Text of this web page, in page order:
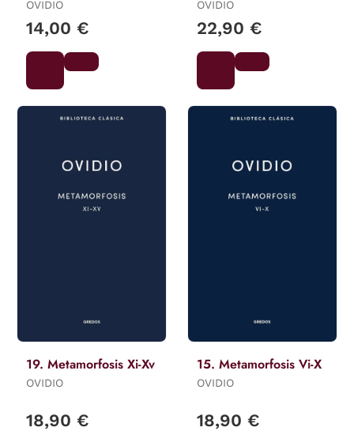
OVIDIO
14,00 €
Contra el
OVIDIO
22,90 €
19. Metamorfosis Xi-Xv
OVIDIO
18,90 €
15. Metamorfosis Vi-X
OVIDIO
18,90 €